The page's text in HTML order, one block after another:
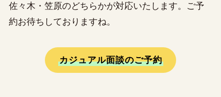
佐々木・笠原のどちらかが対応いたします。ご予
約お待ちしておりますね。
カジュアル面談のご予約